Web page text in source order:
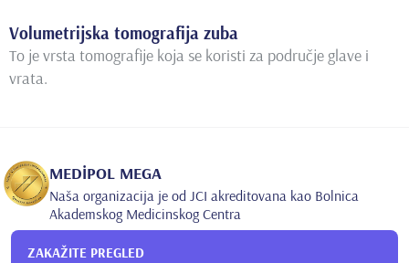
Volumetrijska tomografija zuba
To je vrsta tomografije koja se koristi za područje glave i
vrata.
MEDİPOL MEGA
Naša organizacija je od JCI akreditovana kao Bolnica
Akademskog Medicinskog Centra
ZAKAŽITE PREGLED